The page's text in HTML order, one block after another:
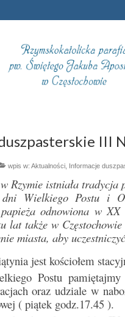
III
wpis w: Aktualności Informacje
Rzymie istniała tradycja
dni Wielkiego Postu i
papieża odnowiona w
lat także w
miasta, aby
jest kościołem
Postu
oraz udziale w
( piątek godz.17.45 ).